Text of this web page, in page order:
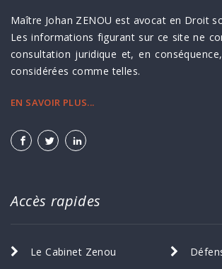
Maître Johan ZENOU est avocat en Droit
Les informations figurant sur ce site ne
consultation juridique et, en
considérées comme telles.
EN SAVOIR PLUS...
Accès rapides
Le Cabinet Zenou